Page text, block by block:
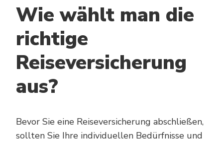
Wie wählt man die
richtige
Reiseversicherung
aus?
Bevor Sie eine Reiseversicherung abschließen,
sollten Sie Ihre individuellen Bedürfnisse und